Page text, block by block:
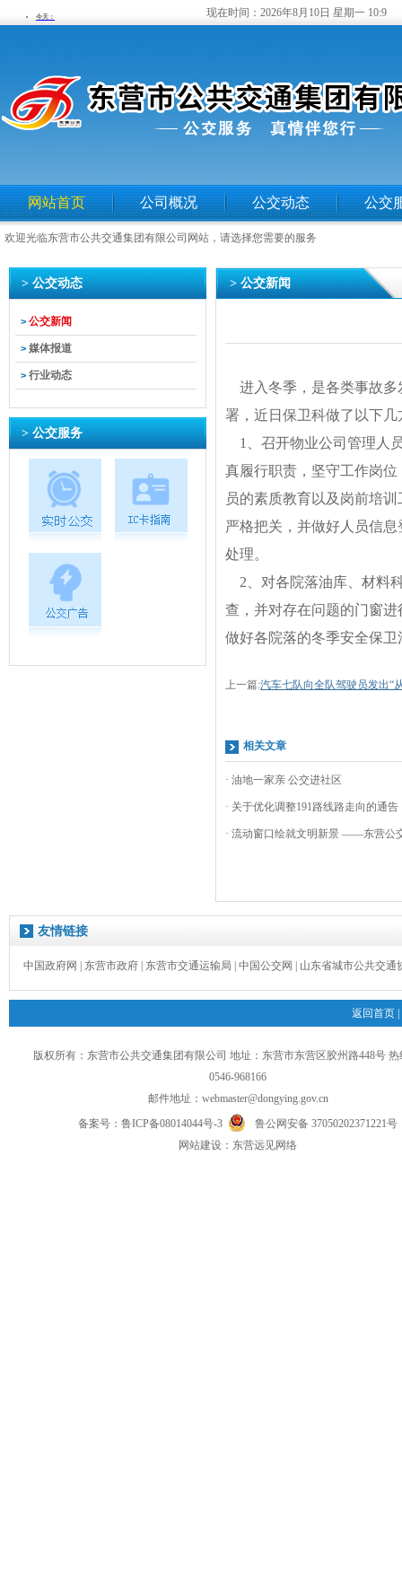
现在时间： 2026年8月10日 星期一 10:9
网站首页 公司概况 公交动态 公交
欢迎光临东营市公共交通集团有限公司网站，请选择您需要的服务
> 公交动态
> 公交新闻
> 媒体报道
> 行业动态
> 公交服务
> 公交新闻
进入冬季，是各类事故多
署，近日保卫科做了以下几
1、召开物业公司管理人
真履行职责，坚守工作岗
员的素质教育以及岗前培
严格把关，并做好人员信
处理。
2、对各院落油库、材料
查，并对存在问题的门窗
做好各院落的冬季安全保卫
上一篇:汽车七队向全队驾驶员发出“
相关文章
· 油地一家亲 公交进社区
· 关于优化调整191路线路走向的通告
· 流动窗口绘就文明新景 ——东营公
友情链接
中国政府网 东营市政府 东营市交通运输局 中国公交网 山东省城市公共交通
返回首页
版权所有：东营市公共交通集团有限公司 地址：东营市东营区胶州路448号
0546-968166
邮件地址： webmaster@dongying.gov.cn
备案号： 鲁ICP备08014044号-3
鲁公网安备 37050202371221号
网站建设： 东营远见网络